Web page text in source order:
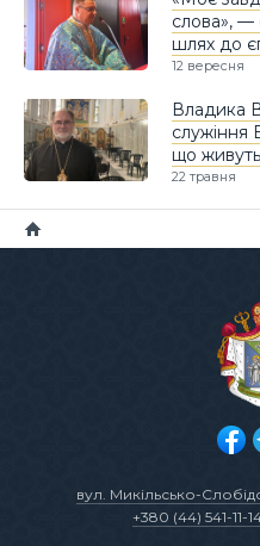
слова»,
шлях до
12 вересня
Владика
служіння
що живуть
22 травня
вул. Микільсько-
+380 (44) 541-11-